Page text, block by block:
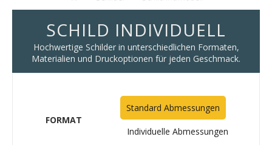
SCHILD INDIVIDUELL
Hochwertige Schilder in unterschiedlichen Formaten,
Materialien und Druckoptionen für jeden Geschmack.
FORMAT
Standard Abmessungen
Individuelle Abmessungen